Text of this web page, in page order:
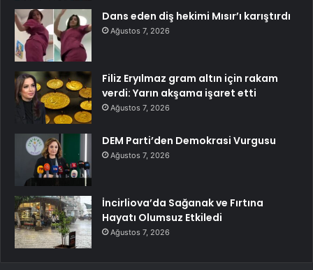
Dans eden diş hekimi Mısır’ı karıştırdı
Ağustos 7, 2026
Filiz Eryılmaz gram altın için rakam
verdi: Yarın akşama işaret etti
Ağustos 7, 2026
DEM Parti’den Demokrasi Vurgusu
Ağustos 7, 2026
İncirliova’da Sağanak ve Fırtına
Hayatı Olumsuz Etkiledi
Ağustos 7, 2026